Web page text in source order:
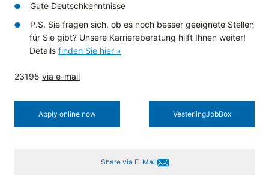
Gute Deutschkenntnisse
P.S. Sie fragen sich, ob es noch besser geeignete Stellen
für Sie gibt? Unsere Karriereberatung hilft Ihnen weiter!
Details finden Sie hier »
23195 via e-mail
Apply online now Vesterling­JobBox
Share via E-Mail